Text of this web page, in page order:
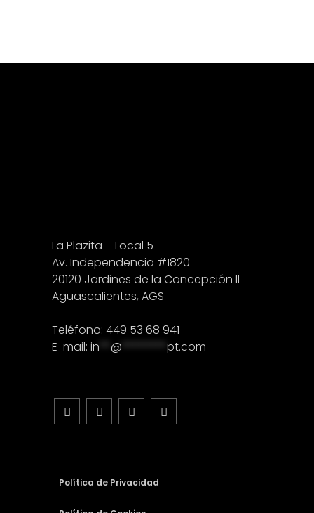
La Plazita – Local 5
Av. Independencia #1820
20120 Jardines de la Concepción II
Aguascalientes, AGS
Teléfono: 449 53 68 941
E-mail: in @ pt.com
Política de Privacidad